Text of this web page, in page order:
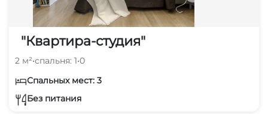
"Квартира-студия"
2 м²•спальня: 1•0
Спальных мест: 3
Без питания